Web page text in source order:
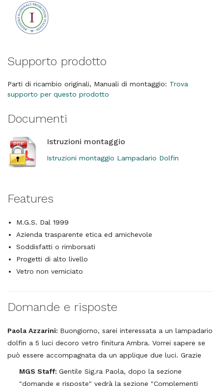
Supporto prodotto
Parti di ricambio originali, Manuali di montaggio: Trova
supporto per questo prodotto
Documenti
Istruzioni montaggio
Istruzioni montaggio Lampadario Dolfin
Features
M.G.S. Dal 1999
Azienda trasparente etica ed amichevole
Soddisfatti o rimborsati
Progetti di alto livello
Vetro non verniciato
Domande e risposte
Paola Azzarini: Buongiorno, sarei interessata a un lampadario
dolfin a 5 luci decoro vetro finitura Ambra. Vorrei sapere se
può essere accompagnata da un applique due luci. Grazie
MGS Staff: Gentile Sig.ra Paola, dopo la sezione
"domande e risposte" vedrà la sezione "Complementi